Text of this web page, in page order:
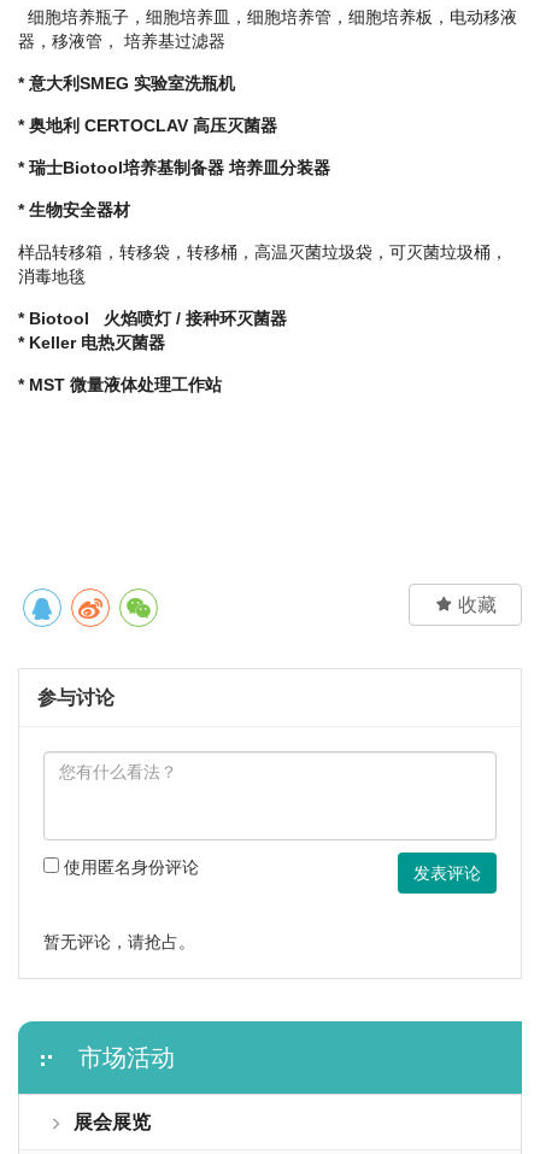
细胞培养瓶子，细胞培养皿，细胞培养管，细胞培养板，电动移液
器，移液管， 培养基过滤器
* 意大利SMEG 实验室洗瓶机
* 奥地利 CERTOCLAV 高压灭菌器
* 瑞士Biotool培养基制备器 培养皿分装器
* 生物安全器材
样品转移箱，转移袋，转移桶，高温灭菌垃圾袋，可灭菌垃圾桶，
消毒地毯
* Biotool 火焰喷灯 / 接种环灭菌器
* Keller 电热灭菌器
* MST 微量液体处理工作站
 收藏
参与讨论
使用匿名身份评论 发表评论
暂无评论，请抢占。
市场活动
展会展览